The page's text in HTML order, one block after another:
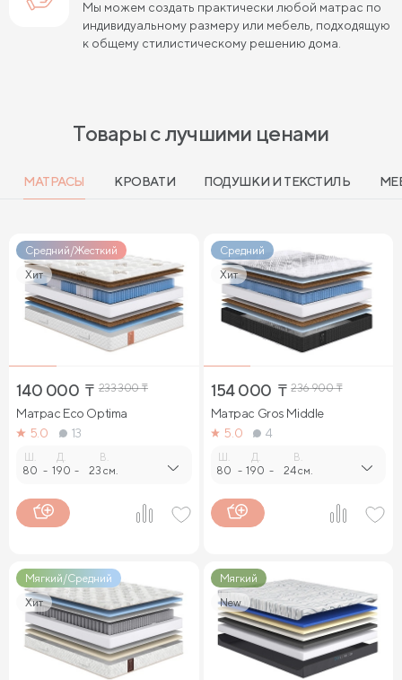
Мы можем создать практически любой матрас по
индивидуальному размеру или мебель, подходящую
к общему стилистическому решению дома.
Товары с лучшими ценами
МАТРАСЫ КРОВАТИ ПОДУШКИ И ТЕКСТИЛЬ
Средний/Жесткий
Хит
140 000 ₸ 233 300₸
Матрас Eco Optima
5.0
13
80 -
Д.
190 -
В.
23 см.
Средний
Хит
154 000 ₸ 236 900₸
Матрас Gros Middle
5.0
4
80 -
Д.
190 -
В.
24 см.
Мягкий/Средний
Хит
Мягкий
New